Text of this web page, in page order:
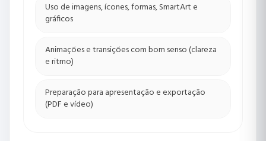
Uso de imagens, ícones, formas, SmartArt e
gráficos
Animações e transições com bom senso (clareza
e ritmo)
Preparação para apresentação e exportação
(PDF e vídeo)